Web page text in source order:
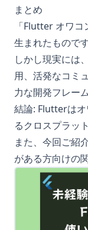
まとめ
「Flutter オワ
生まれたものです
しかし現実には
用、活発なコミ
力な開発フレー
結論: Flutterは
るクロスプラッ
また、今回ご紹
がある方向けの